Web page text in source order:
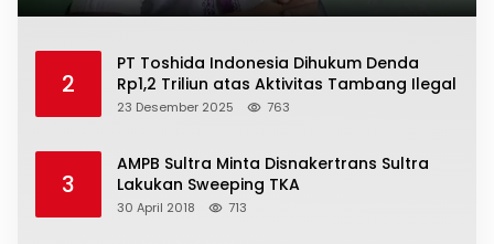
2
PT Toshida Indonesia Dihukum Denda
Rp1,2 Triliun atas Aktivitas Tambang Ilegal
23 Desember 2025 763
3
AMPB Sultra Minta Disnakertrans Sultra
Lakukan Sweeping TKA
30 April 2018 713